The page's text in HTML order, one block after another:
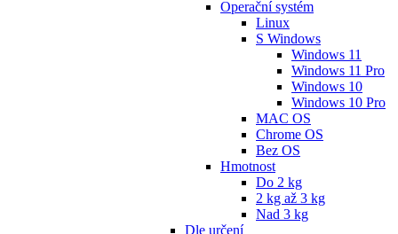
Operační systém
Linux
S Windows
Windows 11
Windows 11 Pro
Windows 10
Windows 10 Pro
MAC OS
Chrome OS
Bez OS
Hmotnost
Do 2 kg
2 kg až 3 kg
Nad 3 kg
Dle určení